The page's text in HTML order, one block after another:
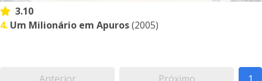
3.10
4. Um Milionário em Apuros(2005)